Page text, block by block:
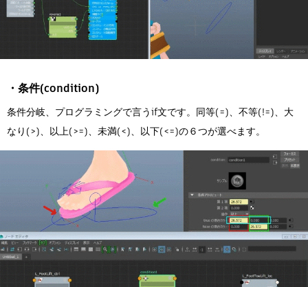
・条件(condition)
条件分岐、プログラミングで言うif文です。同等(=)、不等(!=)、大
なり(>)、以上(>=)、未満(<)、以下(<=)の６つが選べます。